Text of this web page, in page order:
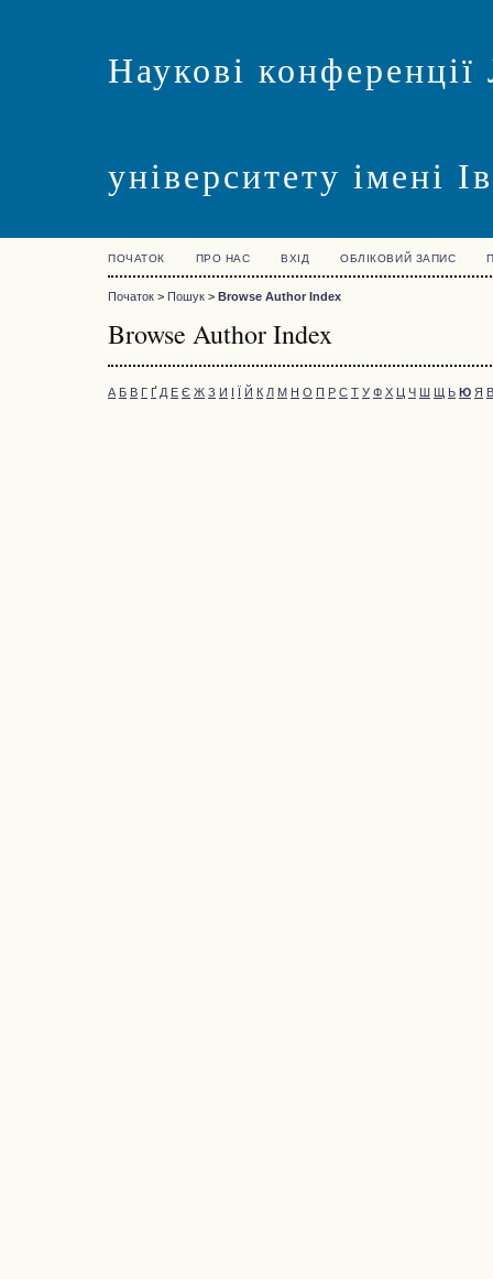
Наукові конференції
університету імені
ПОЧАТОК ПРО НАС ВХІД ОБЛІКОВИЙ ЗАПИС
Початок > Пошук > Browse Author Index
Browse Author Index
А Б В Г Ґ Д Е Є Ж З И І Ї Й К Л М Н О П Р С Т У Ф Х Ц Ч Ш Щ Ь Ю Я